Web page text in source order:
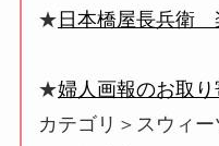
★ 日本橋屋長兵衛
★婦人画報のお取り
カテゴリ＞スウィ